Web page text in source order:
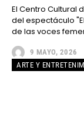
El Centro Cultural
del espectáculo
de las voces
9 MAYO, 2026
ARTE Y